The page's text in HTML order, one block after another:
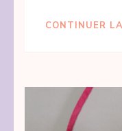
CONTINUER